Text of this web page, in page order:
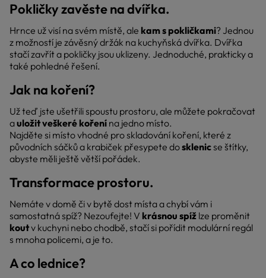
Pokličky zavěste na dvířka.
Hrnce už visí na svém místě, ale kam s pokličkami? Jednou
z možností je závěsný držák na kuchyňská dvířka. Dvířka
stačí zavřít a pokličky jsou uklizeny. Jednoduché, prakticky a
také pohledné řešení.
Jak na koření?
Už teď jste ušetřili spoustu prostoru, ale můžete pokračovat
auložit veškeré koření na jedno místo.
Najděte si místo vhodné pro skladování koření, které z
původních sáčků a krabiček přesypete dosklenicse štítky,
abyste měli ještě větší pořádek.
Transformace prostoru.
Nemáte v domě či v bytě dost místa a chybí vám i
samostatná spíž? Nezoufejte! V krásnou spíž lze proměnit
koutv kuchyni nebo chodbě, stačí si pořídit modulární regál
s mnoha policemi, a je to.
A co lednice?